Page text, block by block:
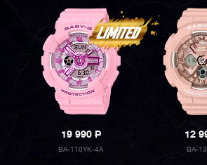
19 990P
BA-110YK-4A
12
BA-